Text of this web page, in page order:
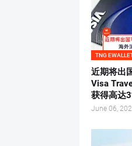
TNG
近期将出
Visa
获得高达
June 06,